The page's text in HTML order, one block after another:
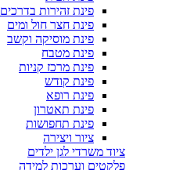
פינת זהירות בדרכים
פינת חצר חול ומים
פינת מוסיקה וקשב
פינת מטבח
פינת מרכז קניות
פינת קודש
פינת רופא
פינת תאטרון
פינת תחפושות
ציור ויצירה
ציוד משרדי לגן ילדים
פלקטים וערכות למידה